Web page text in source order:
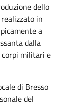
dello
in
a
dalla
militari e
di Bresso
del